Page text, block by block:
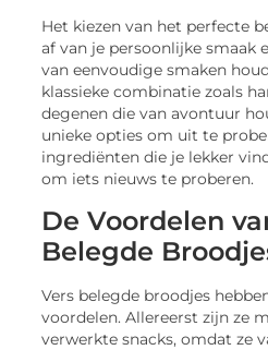
Het kiezen van het perfecte
af van je persoonlijke smaak
van eenvoudige smaken
klassieke combinatie zoals
degenen die van avontuur
unieke opties om uit te
ingrediënten die je lekker
om iets nieuws te proberen.
De Voordelen
Belegde
Vers belegde broodjes
voordelen. Allereerst zijn ze
verwerkte snacks, omdat ze